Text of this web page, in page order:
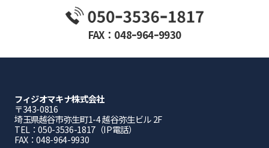
FAX：048ｰ964ｰ9930
フィジオマキナ株式会社
〒343-0816
埼⽟県越⾕市弥⽣町1-4 越⾕弥⽣ビル 2F
TEL：050-3536-1817（IP電話）
FAX：048-964-9930